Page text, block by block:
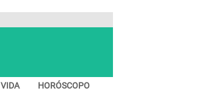
VIDA HORÓSCOPO